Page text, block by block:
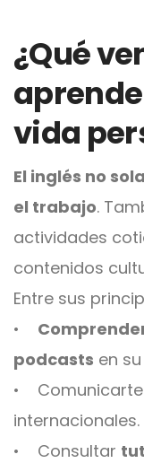
¿Qué
vida
El inglés no
el trabajo.
actividades
contenidos
Entre sus
•
podcasts en
• Comunicarte
internacionales.
• Consultar